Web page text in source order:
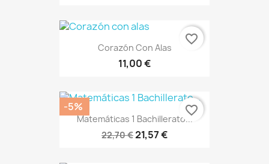
Corazón Con Alas
11,00 €
favorite_border
Matemáticas 1 Bachillerato...
22,70 €21,57 €
-5% favorite_border